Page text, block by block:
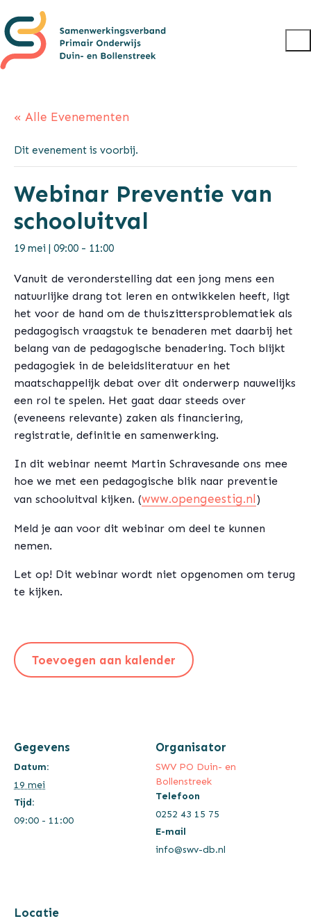
« Alle Evenementen
Dit evenement is voorbij.
Webinar Preventie van
schooluitval
19 mei | 09:00 - 11:00
Vanuit de veronderstelling dat een jong mens een
natuurlijke drang tot leren en ontwikkelen heeft, ligt
het voor de hand om de thuiszittersproblematiek als
pedagogisch vraagstuk te benaderen met daarbij het
belang van de pedagogische benadering. Toch blijkt
pedagogiek in de beleidsliteratuur en het
maatschappelijk debat over dit onderwerp nauwelijks
een rol te spelen. Het gaat daar steeds over
(eveneens relevante) zaken als financiering,
registratie, definitie en samenwerking.
In dit webinar neemt Martin Schravesande ons mee
hoe we met een pedagogische blik naar preventie
van schooluitval kijken. (www.opengeestig.nl )
Meld je aan voor dit webinar om deel te kunnen
nemen.
Let op! Dit webinar wordt niet opgenomen om terug
te kijken.
Toevoegen aan kalender
Gegevens
Datum:
19 mei
Tijd:
09:00 - 11:00
Organisator
SWV PO Duin- en
Bollenstreek
Telefoon
0252 43 15 75
E-mail
info@swv-db.nl
Locatie